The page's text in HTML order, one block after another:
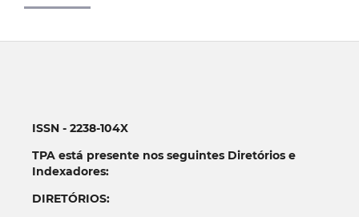
ISSN - 2238-104X
TPA está presente nos seguintes Diretórios e
Indexadores:
DIRETÓRIOS: